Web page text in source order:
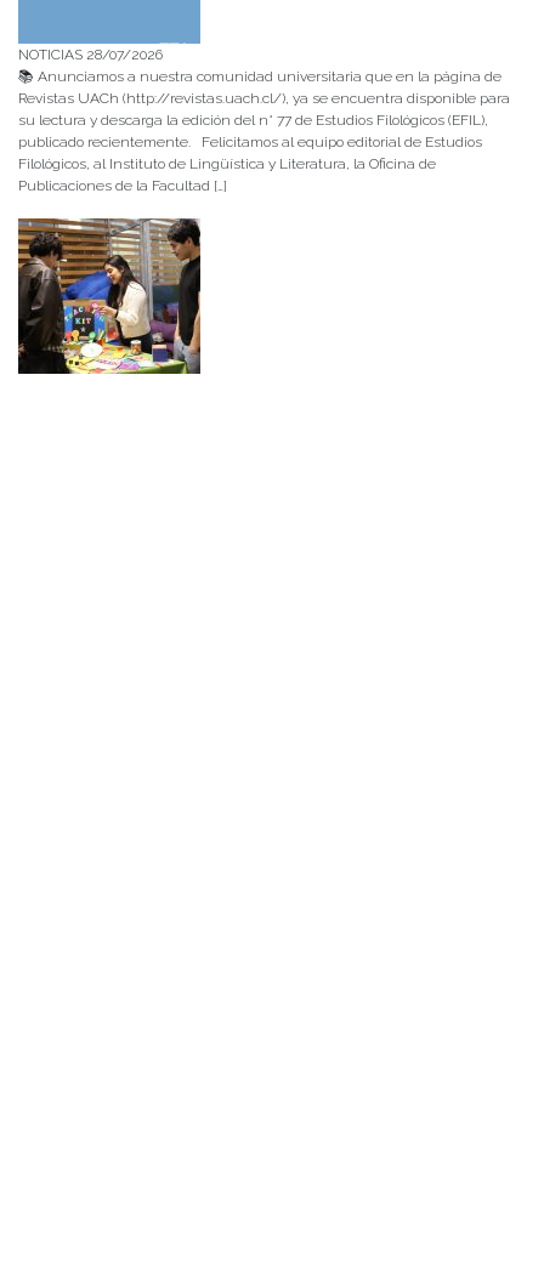
NOTICIAS 28/07/2026
📚 Anunciamos a nuestra comunidad universitaria que en la página de
Revistas UACh (http://revistas.uach.cl/), ya se encuentra disponible para
su lectura y descarga la edición del n° 77 de Estudios Filológicos (EFIL),
publicado recientemente. Felicitamos al equipo editorial de Estudios
Filológicos, al Instituto de Lingüística y Literatura, la Oficina de
Publicaciones de la Facultad […]